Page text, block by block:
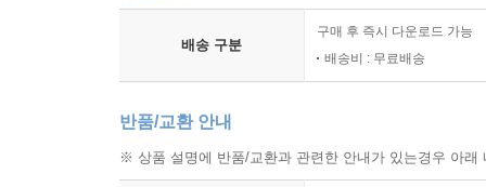
배송 구분
구매 후 즉시 다운로드 가능
배송비 : 무료배송
반품/교환 안내
※ 상품 설명에 반품/교환과 관련한 안내가 있는경우 아